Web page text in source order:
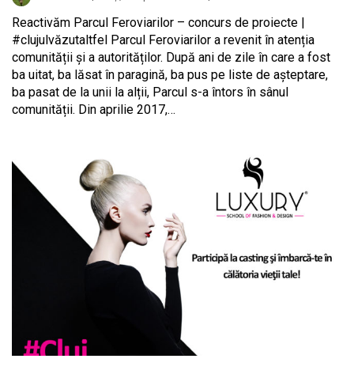
Reactivăm Parcul Feroviarilor – concurs de proiecte |
#clujulvăzutaltfel Parcul Feroviarilor a revenit în atenția
comunității și a autorităților. După ani de zile în care a fost
ba uitat, ba lăsat în paragină, ba pus pe liste de așteptare,
ba pasat de la unii la alții, Parcul s-a întors în sânul
comunității. Din aprilie 2017,…